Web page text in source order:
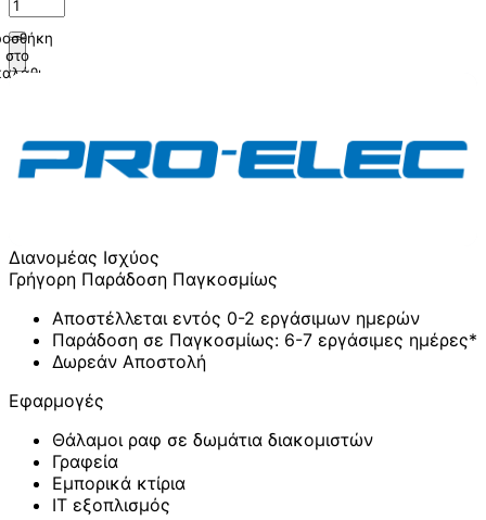
στο
Διανομέας Ισχύος
Γρήγορη Παράδοση Παγκοσμίως
Αποστέλλεται εντός 0-2 εργάσιμων ημερών
Παράδοση σε Παγκοσμίως: 6-7 εργάσιμες ημέρες*
Δωρεάν Αποστολή
Εφαρμογές
Θάλαμοι ραφ σε δωμάτια διακομιστών
Γραφεία
Εμπορικά κτίρια
IT εξοπλισμός